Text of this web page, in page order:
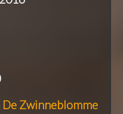
De Zwinneblomme